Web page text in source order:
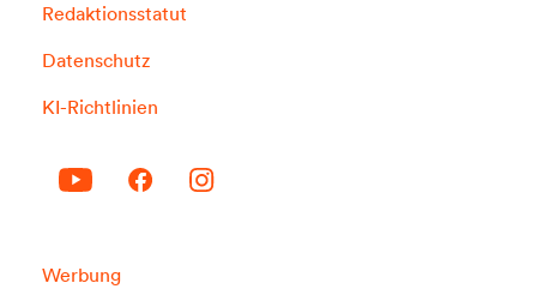
Redaktionsstatut
Datenschutz
KI-Richtlinien
Werbung